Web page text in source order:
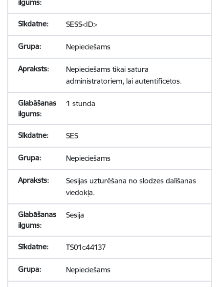
SESS<ID>
Nepieciešams
Nepieciešams tikai satura
administratoriem, lai autentificētos.
1 stunda
SES
Nepieciešams
Sesijas uzturēšana no slodzes dalīšanas
viedokļa.
Sesija
TS01c44137
Nepieciešams